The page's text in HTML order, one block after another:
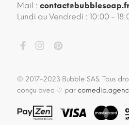
Mail : contact@bubblesoap.fr
Lundi au Vendredi : 10:00 -
© 2017-2023 Bubble SAS. Tous
conçu avec ♡ par